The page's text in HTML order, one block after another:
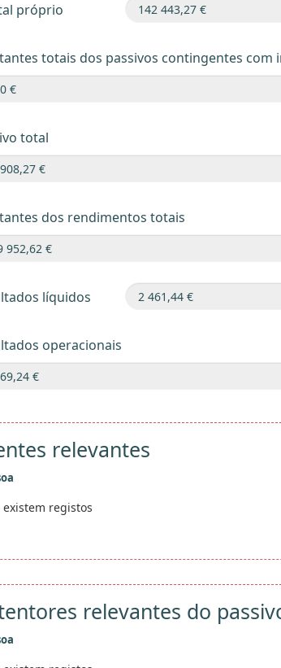
próprio
totais dos passivos contingentes com
total
dos rendimentos totais
líquidos
operacionais
relevantes
existem registos
relevantes do